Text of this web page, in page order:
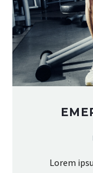
Lorem